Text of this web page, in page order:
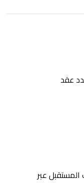
عقد
عبر